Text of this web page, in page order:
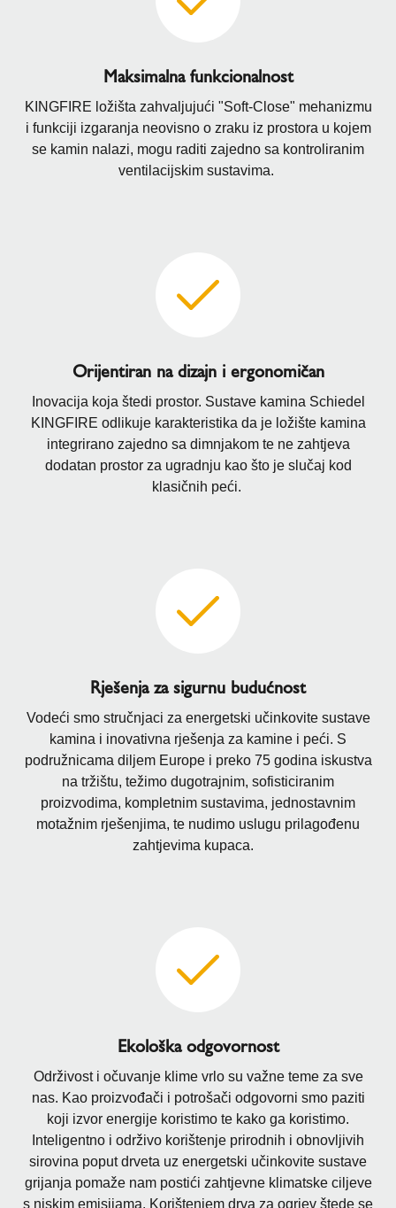
Maksimalna funkcionalnost
KINGFIRE ložišta zahvaljujući "Soft-Close" mehanizmu
i funkciji izgaranja neovisno o zraku iz prostora u kojem
se kamin nalazi, mogu raditi zajedno sa kontroliranim
ventilacijskim sustavima.
Orijentiran na dizajn i ergonomičan
Inovacija koja štedi prostor. Sustave kamina Schiedel
KINGFIRE odlikuje karakteristika da je ložište kamina
integrirano zajedno sa dimnjakom te ne zahtjeva
dodatan prostor za ugradnju kao što je slučaj kod
klasičnih peći.
Rješenja za sigurnu budućnost
Vodeći smo stručnjaci za energetski učinkovite sustave
kamina i inovativna rješenja za kamine i peći. S
podružnicama diljem Europe i preko 75 godina iskustva
na tržištu, težimo dugotrajnim, sofisticiranim
proizvodima, kompletnim sustavima, jednostavnim
motažnim rješenjima, te nudimo uslugu prilagođenu
zahtjevima kupaca.
Ekološka odgovornost
Održivost i očuvanje klime vrlo su važne teme za sve
nas. Kao proizvođači i potrošači odgovorni smo paziti
koji izvor energije koristimo te kako ga koristimo.
Inteligentno i održivo korištenje prirodnih i obnovljivih
sirovina poput drveta uz energetski učinkovite sustave
grijanja pomaže nam postići zahtjevne klimatske ciljeve
s niskim emisijama. Korištenjem drva za ogrjev štede se